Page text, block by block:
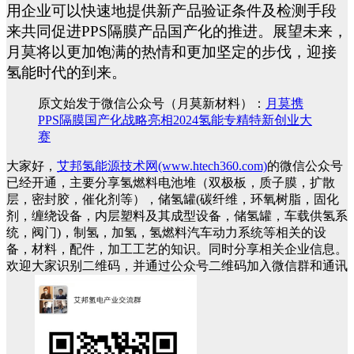
用企业可以快速地提供新产品验证条件及检测手段
来共同促进PPS隔膜产品国产化的推进。 展望未来，
月莫将以更加饱满的热情和更加坚定的步伐，迎接
氢能时代的到来。
原文始发于微信公众号（月莫新材料）： 月莫携
PPS隔膜国产化战略亮相2024氢能专精特新创业大
赛
大家好， 艾邦氢能源技术网(www.htech360.com)的微信公众号
已经开通，主要分享氢燃料电池堆（双极板，质子膜，扩散
层，密封胶，催化剂等），储氢罐(碳纤维，环氧树脂，固化
剂，缠绕设备，内层塑料及其成型设备，储氢罐，车载供氢系
统，阀门)，制氢，加氢，氢燃料汽车动力系统等相关的设
备，材料，配件，加工工艺的知识。同时分享相关企业信息。
欢迎大家识别二维码，并通过公众号二维码加入微信群和通讯